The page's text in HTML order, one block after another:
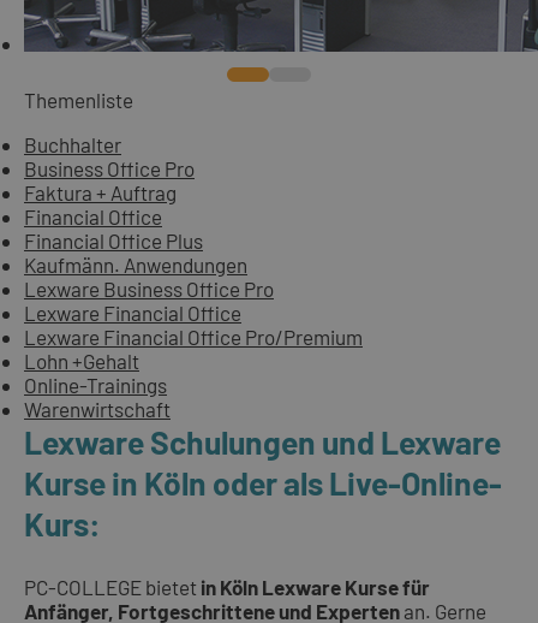
Themenliste
Buchhalter
Business Office Pro
Faktura + Auftrag
Financial Office
Financial Office Plus
Kaufmänn. Anwendungen
Lexware Business Office Pro
Lexware Financial Office
Lexware Financial Office Pro/Premium
Lohn +Gehalt
Online-Trainings
Warenwirtschaft
Lexware Schulungen und Lexware
Kurse in Köln oder als Live-Online-
Kurs:
PC-COLLEGE bietet in Köln Lexware Kurse für
Anfänger, Fortgeschrittene und Experten an. Gerne